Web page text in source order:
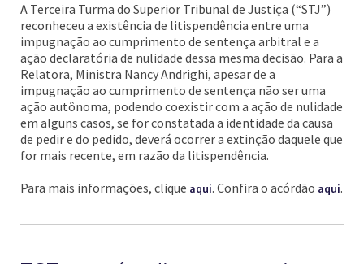
A Terceira Turma do Superior Tribunal de Justiça (“STJ”)
reconheceu a existência de litispendência entre uma
impugnação ao cumprimento de sentença arbitral e a
ação declaratória de nulidade dessa mesma decisão. Para a
Relatora, Ministra Nancy Andrighi, apesar de a
impugnação ao cumprimento de sentença não ser uma
ação autônoma, podendo coexistir com a ação de nulidade
em alguns casos, se for constatada a identidade da causa
de pedir e do pedido, deverá ocorrer a extinção daquele que
for mais recente, em razão da litispendência.
Para mais informações, clique aqui. Confira o acórdão aqui.